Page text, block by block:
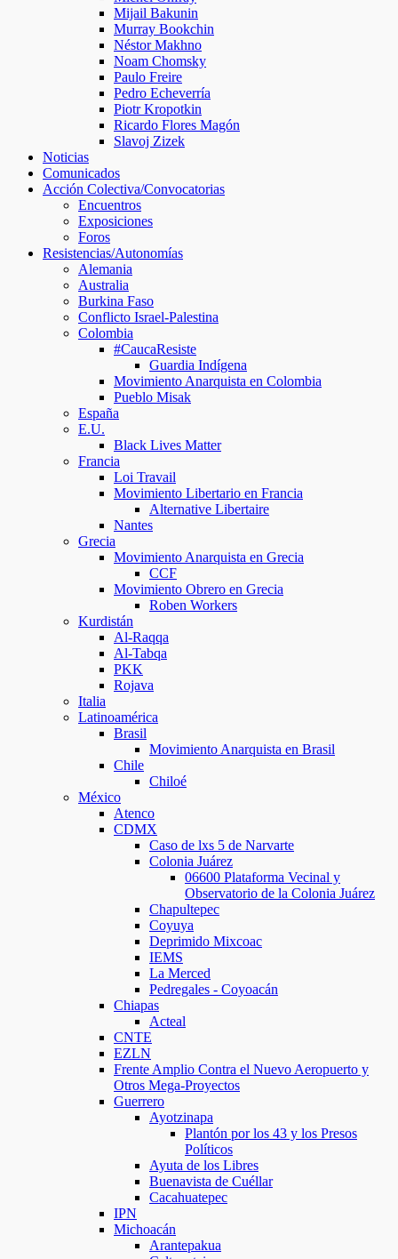
Mijail Bakunin
Murray Bookchin
Néstor Makhno
Noam Chomsky
Paulo Freire
Pedro Echeverría
Piotr Kropotkin
Ricardo Flores Magón
Slavoj Zizek
Noticias
Comunicados
Acción Colectiva/Convocatorias
Encuentros
Exposiciones
Foros
Resistencias/Autonomías
Alemania
Australia
Burkina Faso
Conflicto Israel-Palestina
Colombia
#CaucaResiste
Guardia Indígena
Movimiento Anarquista en Colombia
Pueblo Misak
España
E.U.
Black Lives Matter
Francia
Loi Travail
Movimiento Libertario en Francia
Alternative Libertaire
Nantes
Grecia
Movimiento Anarquista en Grecia
CCF
Movimiento Obrero en Grecia
Roben Workers
Kurdistán
Al-Raqqa
Al-Tabqa
PKK
Rojava
Italia
Latinoamérica
Brasil
Movimiento Anarquista en Brasil
Chile
Chiloé
México
Atenco
CDMX
Caso de lxs 5 de Narvarte
Colonia Juárez
06600 Plataforma Vecinal y
Observatorio de la Colonia Juárez
Chapultepec
Coyuya
Deprimido Mixcoac
IEMS
La Merced
Pedregales - Coyoacán
Chiapas
Acteal
CNTE
EZLN
Frente Amplio Contra el Nuevo Aeropuerto y
Otros Mega-Proyectos
Guerrero
Ayotzinapa
Plantón por los 43 y los Presos
Políticos
Ayuta de los Libres
Buenavista de Cuéllar
Cacahuatepec
IPN
Michoacán
Arantepakua